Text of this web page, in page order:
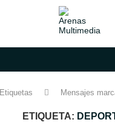
Etiquetas Mensajes
ETIQUETA: